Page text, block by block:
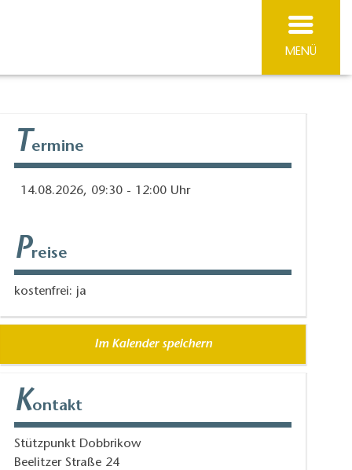
MENÜ
T ermine
14.08.2026, 09:30 - 12:00 Uhr
Preise
kostenfrei: ja
Im Kalender speichern
Kontakt
Stützpunkt Dobbrikow
Beelitzer Straße 24